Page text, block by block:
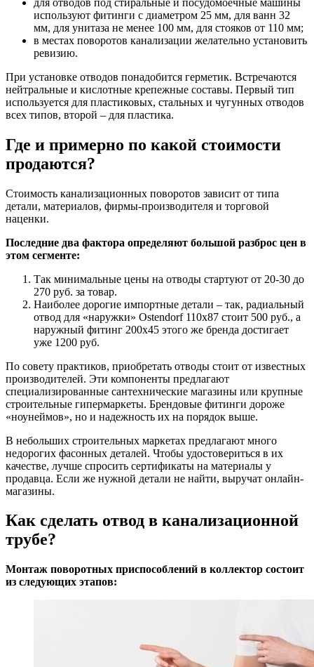
используют фитинги с диаметром 25 мм, для ванн 32
мм, для унитаза не менее 100 мм, для стояков от 110 мм;
в местах поворотов канализации желательно установить
ревизию.
При установке отводов понадобится герметик. Встречаются
нейтральные и кислотные крепежные составы. Первый тип
используется для пластиковых, стальных и чугунных отводов
всех типов, второй – для пластика.
Где и примерно по какой стоимости
продаются?
Стоимость канализационных поворотов зависит от типа
детали, материалов, фирмы-производителя и торговой
наценки.
Последние два фактора определяют большой разброс цен в
этом сегменте:
Так минимальные цены на отводы стартуют от 20-30 до
270 руб. за товар.
Наиболее дорогие импортные детали – так, радиальный
отвод для «наружки» Ostendorf 110х87 стоит 500 руб., а
наружный фитинг 200х45 этого же бренда достигает
уже 1200 руб.
По совету практиков, приобретать отводы стоит от известных
производителей. Эти компоненты предлагают
специализированные сантехнические магазины или крупные
строительные гипермаркеты. Брендовые фитинги дороже
«ноунеймов», но и надежность их на порядок выше.
В небольших строительных маркетах предлагают много
недорогих фасонных деталей. Чтобы удостовериться в их
качестве, лучше спросить сертификаты на материалы у
продавца. Если же нужной детали не найти, выручат онлайн-
магазины.
Как сделать отвод в канализационной
трубе?
Монтаж поворотных приспособлений в коллектор состоит
из следующих этапов: